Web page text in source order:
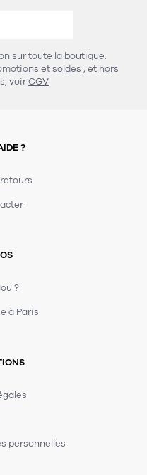
sur toute la boutique.
et soldes , et hors
voirCGV
?
?
à Paris
personnelles